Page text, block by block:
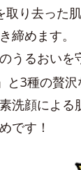
取り去った
締めます。
うるおいを
」と3種の贅
洗顔による
です！